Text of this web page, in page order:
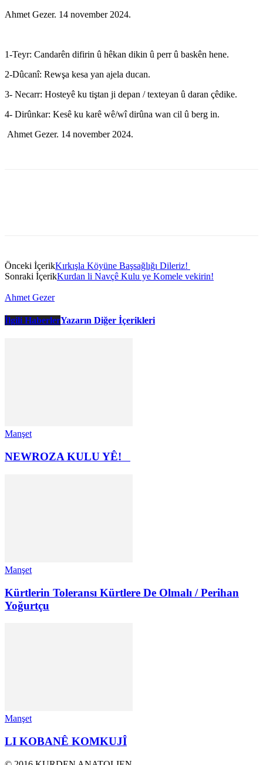
Ahmet Gezer. 14 november 2024.
1-Teyr: Candarên difirin û hêkan dikin û perr û baskên hene.
2-Dûcanî: Rewşa kesa yan ajela ducan.
3- Necarr: Hosteyê ku tiştan ji depan / texteyan û daran çêdike.
4- Dirûnkar: Kesê ku karê wê/wî dirûna wan cil û berg in.
Ahmet Gezer. 14 november 2024.
Önceki İçerikKırkışla Köyüne Başsağlığı Dileriz!
Sonraki İçerikKurdan li Navçê Kulu ye Komele vekirin!
Ahmet Gezer
İlgili HaberlerYazarın Diğer İçerikleri
Manşet
NEWROZA KULU YÊ!
Manşet
Kürtlerin Toleransı Kürtlere De Olmalı / Perihan
Yoğurtçu
Manşet
LI KOBANÊ KOMKUJÎ